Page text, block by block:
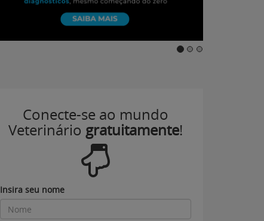
Conecte-se ao mundo
Veterinário gratuitamente!
Insira seu nome